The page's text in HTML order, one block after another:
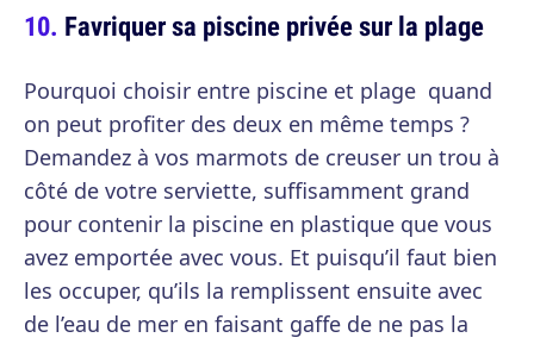
Favriquer sa piscine privée sur la plage
Pourquoi choisir entre piscine et plage quand
on peut profiter des deux en même temps ?
Demandez à vos marmots de creuser un trou à
côté de votre serviette, suffisamment grand
pour contenir la piscine en plastique que vous
avez emportée avec vous. Et puisqu’il faut bien
les occuper, qu’ils la remplissent ensuite avec
de l’eau de mer en faisant gaffe de ne pas la